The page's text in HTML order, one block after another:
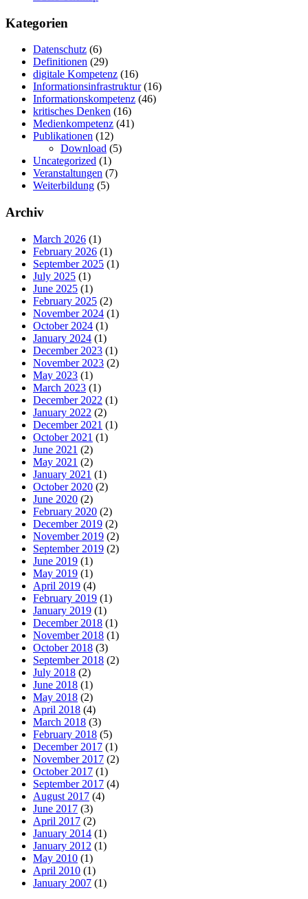
Kategorien
Datenschutz (6)
Definitionen (29)
digitale Kompetenz (16)
Informationsinfrastruktur(16)
Informationskompetenz (46)
kritisches Denken (16)
Medienkompetenz (41)
Publikationen (12)
Download (5)
Uncategorized (1)
Veranstaltungen (7)
Weiterbildung (5)
Archiv
March 2026 (1)
February 2026 (1)
September 2025 (1)
July 2025 (1)
June 2025 (1)
February 2025 (2)
November 2024 (1)
October 2024 (1)
January 2024 (1)
December 2023 (1)
November 2023 (2)
May 2023 (1)
March 2023 (1)
December 2022 (1)
January 2022 (2)
December 2021 (1)
October 2021 (1)
June 2021 (2)
May 2021 (2)
January 2021 (1)
October 2020 (2)
June 2020 (2)
February 2020 (2)
December 2019 (2)
November 2019 (2)
September 2019 (2)
June 2019 (1)
May 2019 (1)
April 2019 (4)
February 2019 (1)
January 2019 (1)
December 2018 (1)
November 2018 (1)
October 2018 (3)
September 2018 (2)
July 2018 (2)
June 2018 (1)
May 2018 (2)
April 2018 (4)
March 2018 (3)
February 2018 (5)
December 2017 (1)
November 2017 (2)
October 2017 (1)
September 2017 (4)
August 2017 (4)
June 2017 (3)
April 2017 (2)
January 2014 (1)
January 2012 (1)
May 2010 (1)
April 2010 (1)
January 2007 (1)